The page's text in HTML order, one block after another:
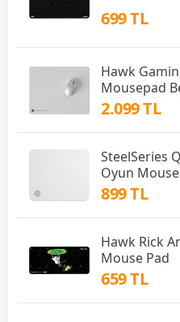
699 TL
Hawk
Mousepad
2.099 TL
SteelSeries
Oyun
899 TL
Hawk Rick
Mouse Pad
659 TL